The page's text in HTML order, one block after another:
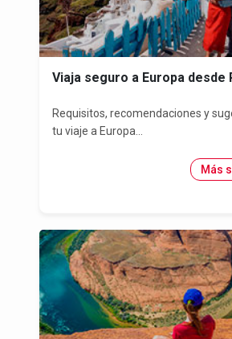
Viaja seguro a Europa desde
Requisitos, recomendaciones y
tu viaje a Europa...
Más